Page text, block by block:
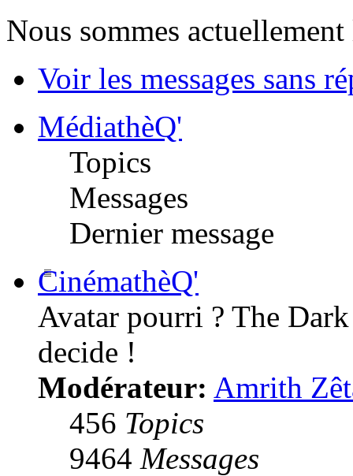
Nous sommes
Voir les messages sans
MédiathèQ'
Topics
Messages
Dernier message
CinémathèQ'
Avatar pourri ? The
decide !
Modérateur: Amrith
456 Topics
9464 Messages